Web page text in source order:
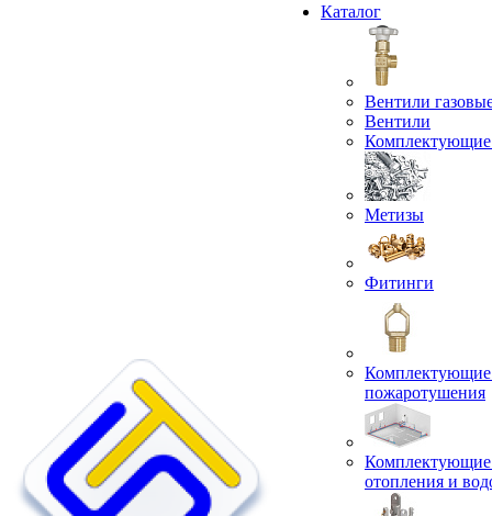
Каталог
Вентили
Вентили
Комплектующие
Метизы
Фитинги
Комплектующие
пожаротушения
Комплектующие
отопления и